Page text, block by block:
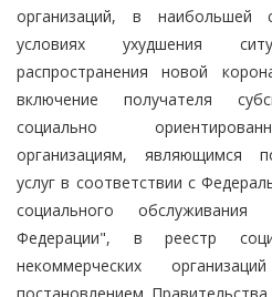
организаций, в наибольшей
условиях ухудшения
распространения новой
включение получателя
социально
организациям, являющимся
услуг в соответствии с
социального
Федерации", в реестр
некоммерческих